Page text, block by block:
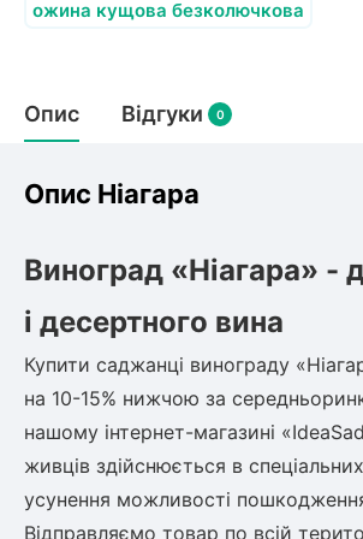
Мушмула
Алича
Айва
Хурма
Смородина
Ірга
Ківі
Платан
Декоративні кущі
Рододендрон
Барбарис
Пухироплідник
Спірея
Азалія
Дерен
Штамбові троянди
Бузок
Жасмин (Чубушник)
Будлея
Кріплення агроволокна
Садова техніка
Граблі тракторні
Картоплесаджалки
Сажалки для чеснока
Навантажувачі
ожина кущова безколючкова
Опис Відгуки 0
Опис Ніагара
Виноград «Ніагара» -
і десертного вина
Купити саджанці винограду
на 10-15% нижчою за
нашому інтернет-магазині
живців здійснюється в
усунення можливості
Відправляємо товар по всій